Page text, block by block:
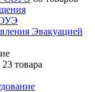
Эвакуацией
23 товара